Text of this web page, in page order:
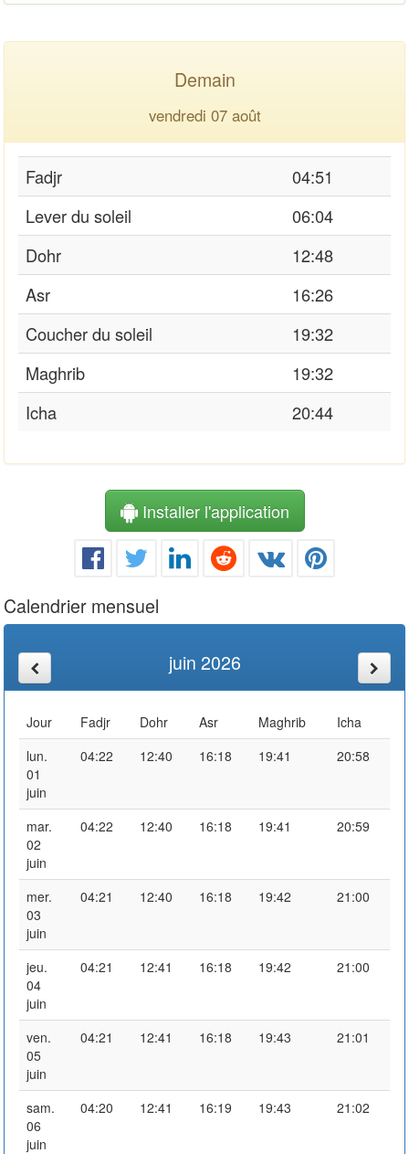
Demain
vendredi 07 août
Fadjr
04:51
Lever du soleil
06:04
Dohr
12:48
Asr
16:26
Coucher du soleil
19:32
Maghrib
19:32
Icha
20:44
Installer l'application
Calendrier mensuel
juin 2026
Jour Fadjr Dohr Asr Maghrib
Icha
lun.
01
juin
04:22 12:40 16:18 19:41 20:58
mar.
02
juin
04:22 12:40 16:18 19:41 20:59
mer.
03
juin
04:21 12:40 16:18 19:42 21:00
jeu.
04
juin
04:21 12:41 16:18 19:42 21:00
ven.
05
juin
04:21 12:41 16:18 19:43 21:01
sam.
06
juin
04:20 12:41 16:19 19:43 21:02